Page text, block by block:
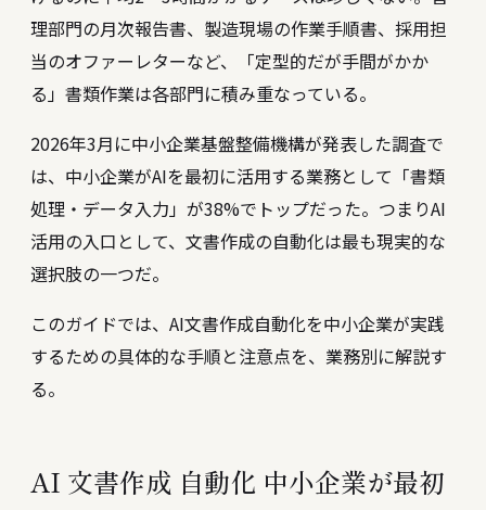
理部門の月次報告書、製造現場の作業手順書、採用担
当のオファーレターなど、「定型的だが手間がかか
る」書類作業は各部門に積み重なっている。
2026年3月に中小企業基盤整備機構が発表した調査で
は、中小企業がAIを最初に活用する業務として「書類
処理・データ入力」が38%でトップだった。つまりAI
活用の入口として、文書作成の自動化は最も現実的な
選択肢の一つだ。
このガイドでは、AI文書作成自動化を中小企業が実践
するための具体的な手順と注意点を、業務別に解説す
る。
AI 文書作成 自動化 中小企業が最初